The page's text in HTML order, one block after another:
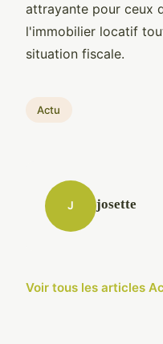
attrayante pour ceux
l'immobilier locatif
situation fiscale.
Actu
J josette
Voir tous les articles